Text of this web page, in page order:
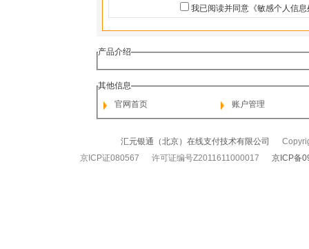
我已阅读并同意《敏感个人信
产品介绍
其他信息
官网首页
账户管理
汇元银通（北京）在线支付技术有限公司
京ICP证080567 许可证编号Z2011611000017 京ICP备